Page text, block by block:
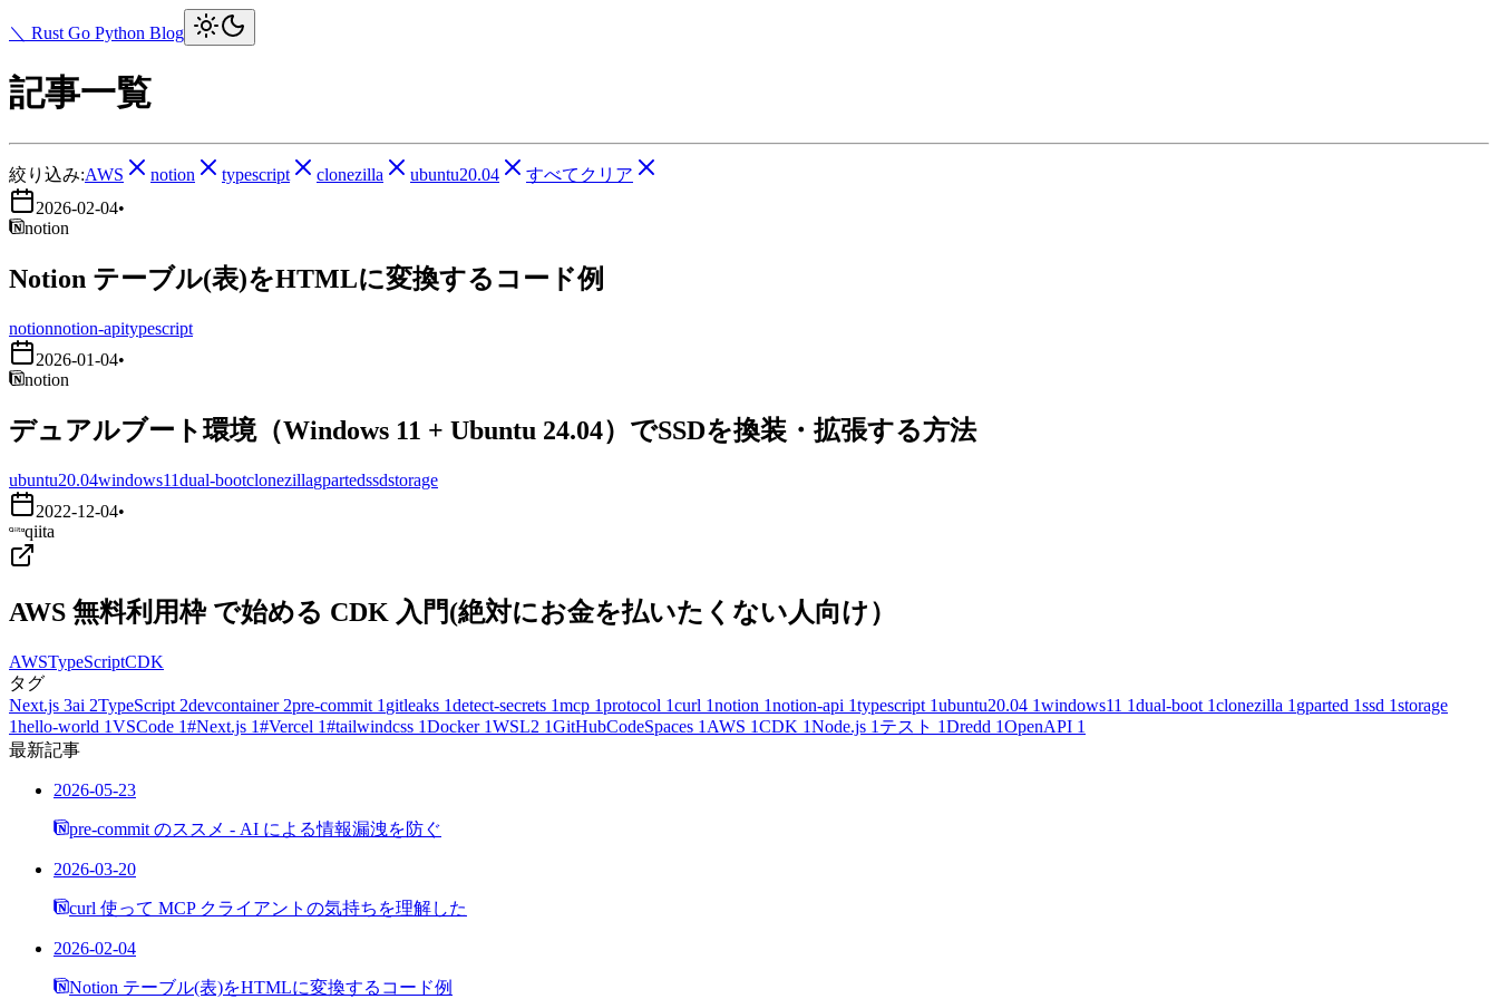
＼ Rust Go Python Blog
記事一覧
絞り込み:AWS notion typescript clonezilla ubuntu20.04
すべてクリア
2026-02-04•
notion
Notion テーブル(表)をHTMLに変換するコード例
notionnotion-apitypescript
2026-01-04•
notion
デュアルブート環境（Windows 11 + Ubuntu 24.04）でSSDを換装・拡張する方法
ubuntu20.04windows11dual-bootclonezillagpartedssdstorage
2022-12-04•
qiita
AWS 無料利用枠 で始める CDK 入門(絶対にお金を払いたくない人向け）
AWSTypeScriptCDK
タグ
Next.js 3ai 2TypeScript 2devcontainer 2pre-commit 1 gitleaks 1detect-secrets 1mcp 1protocol 1curl 1notion 1notion-api 1typescript 1ubuntu20.04 1windows11 1dual-boot 1clonezilla 1 gparted 1ssd 1storage
1hello-world 1VSCode 1#Next.js 1#Vercel 1#tailwindcss 1Docker 1WSL2 1GitHubCodeSpaces 1 AWS 1CDK 1Node.js 1 テスト 1Dredd 1OpenAPI 1
最新記事
2026-05-23
pre-commit のススメ - AI による情報漏洩を防ぐ
2026-03-20
curl 使って MCP クライアントの気持ちを理解した
2026-02-04
Notion テーブル(表)をHTMLに変換するコード例